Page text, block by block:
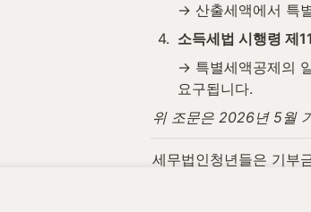
→ 산출세액에서 특
4. 소득세법 시행령 제
→ 특별세액공제의
요구됩니다.
위 조문은 2026년 5월
세무법인청년들은 기부